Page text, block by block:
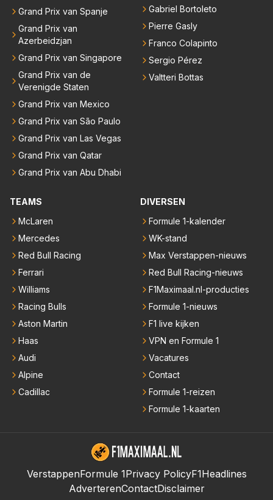
Grand Prix van Spanje
Grand Prix van
Azerbeidzjan
Grand Prix van Singapore
Grand Prix van de
Verenigde Staten
Grand Prix van Mexico
Grand Prix van São Paulo
Grand Prix van Las Vegas
Grand Prix van Qatar
Grand Prix van Abu Dhabi
Gabriel Bortoleto
Pierre Gasly
Franco Colapinto
Sergio Pérez
Valtteri Bottas
TEAMS
McLaren
Mercedes
Red Bull Racing
Ferrari
Williams
Racing Bulls
Aston Martin
Haas
Audi
Alpine
Cadillac
DIVERSEN
Formule 1-kalender
WK-stand
Max Verstappen-nieuws
Red Bull Racing-nieuws
F1Maximaal.nl-producties
Formule 1-nieuws
F1 live kijken
VPN en Formule 1
Vacatures
Contact
Formule 1-reizen
Formule 1-kaarten
VerstappenFormule 1Privacy PolicyF1Headlines
AdverterenContactDisclaimer